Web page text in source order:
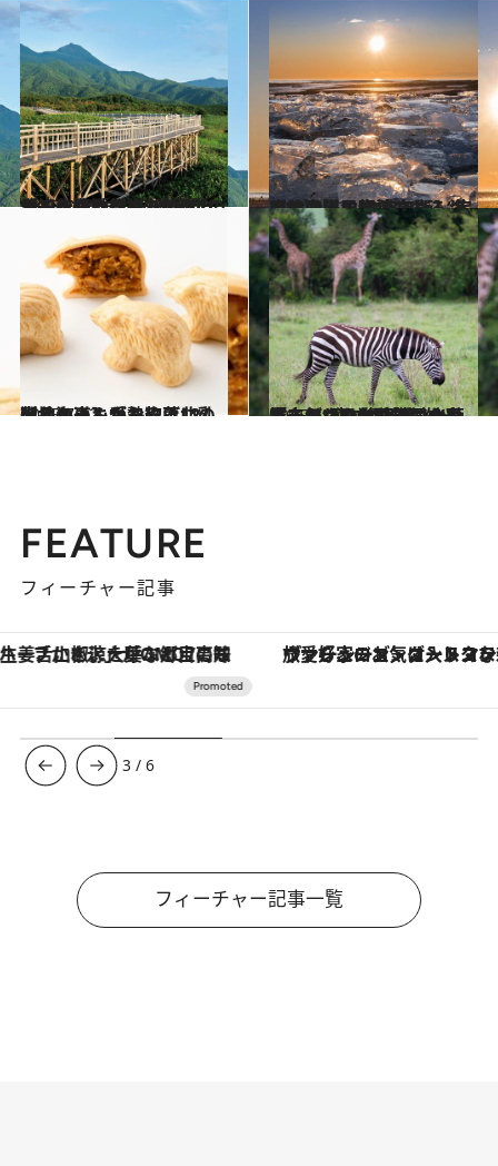
2025.10.2
【知床】「餌のドングリが去年豊作だったので…」植物たちの神秘の営みを知る往復3時間半のトレッキング
旅＆お出かけ 2024.12.28
【北海道・2025年版】冬の絶景・風物詩10選。海岸で太陽に照らされる“宝石のような氷塊”
旅＆お出かけ
2025.7.12
【北海道】手みやげ12選 ケーキやお惣菜に乳製品をふんだんに！北の大地の恵みが勢ぞろい
贈りもの 2025.5.24
「ライオンに嚙みつかれたシマウマは“恍惚”の表情を…」旭山動物園を日本一にした獣医師・小菅正夫が“死にゆく動物”を見て気づいたこと
ライフスタイル
FEATURE
フィーチャー記事
ヴァシュロン・コンスタンタン「オーヴァーシーズ・オートマティック」。旅愛好家のお気に入りコレクションから、ジェンダーレスな新作が登場
3 /6
フィーチャー記事一覧